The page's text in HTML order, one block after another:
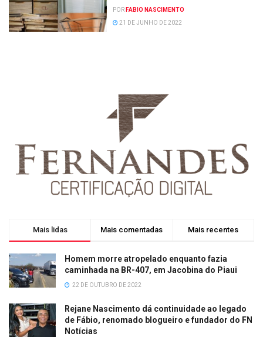
POR FABIO NASCIMENTO
21 DE JUNHO DE 2022
Mais lidas Mais comentadas Mais recentes
Homem morre atropelado enquanto fazia
caminhada na BR-407, em Jacobina do Piaui
22 DE OUTUBRO DE 2022
Rejane Nascimento dá continuidade ao legado
de Fábio, renomado blogueiro e fundador do FN
Notícias